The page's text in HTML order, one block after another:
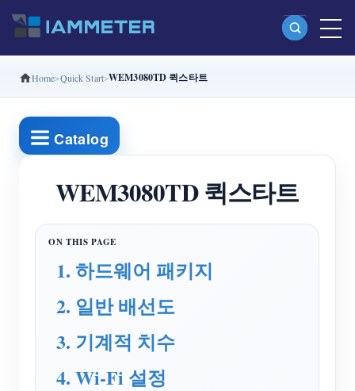
제품
단상 Wi-Fi 에너지 계량기 (WEM3080)
분상 Wi-Fi 에너지 계량기 (WEM2067)
삼상 Wi-Fi 에너지 계량기 (WEM3080T)
삼상 Wi-Fi 에너지 계량기 (WEM3046T)
삼상 Wi-Fi 에너지 계량기 (WEM3050T)
WiFi 전력 컨트롤러
IAMMETER Cloud Pro
셀프 호스팅 서비스
Home Quick Start WEM3080TD 퀵스타트
Catalog
WEM3080TD 퀵스타트
1. 하드웨어 패키지
2. 일반 배선도
3. 기계적 치수
4. Wi-Fi 설정